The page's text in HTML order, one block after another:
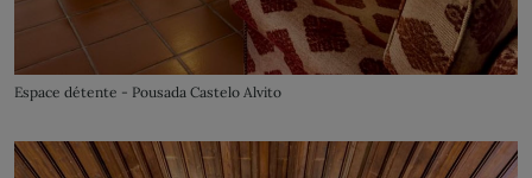
Espace détente - Pousada Castelo Alvito